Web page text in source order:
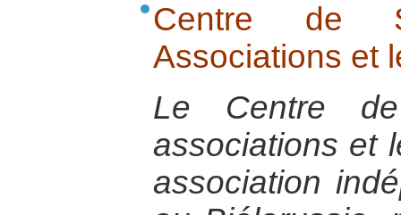
Centre de
Associations et
Le Centre
associations et
association